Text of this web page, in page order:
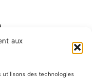
aux
utilisons des technologies